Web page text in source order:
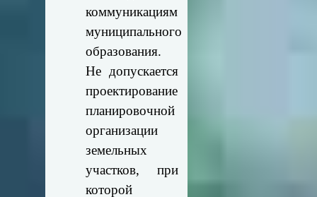
коммуникациям
муниципального
образования.
Не допускается
проектирование
планировочной
организации
земельных
участков, при
которой